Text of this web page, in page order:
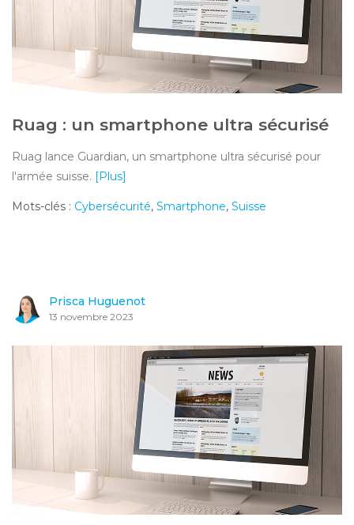
Ruag : un smartphone ultra sécurisé
Ruag lance Guardian, un smartphone ultra sécurisé pour
l'armée suisse. [Plus]
Mots-clés : Cybersécurité, Smartphone, Suisse
Prisca Huguenot
13 novembre 2023